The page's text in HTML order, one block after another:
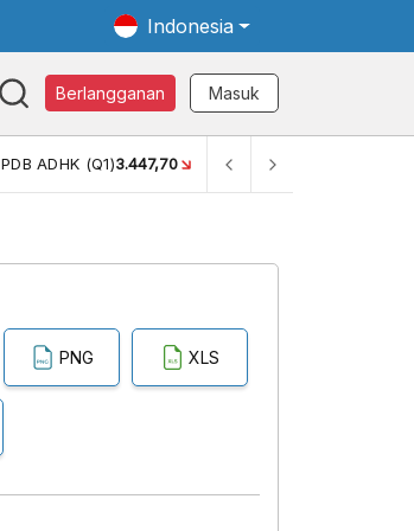
Indonesia
Berlangganan Masuk
PDB ADHK (Q1)3.447,70 GINI RASIO (SEM2)
PNG XLS